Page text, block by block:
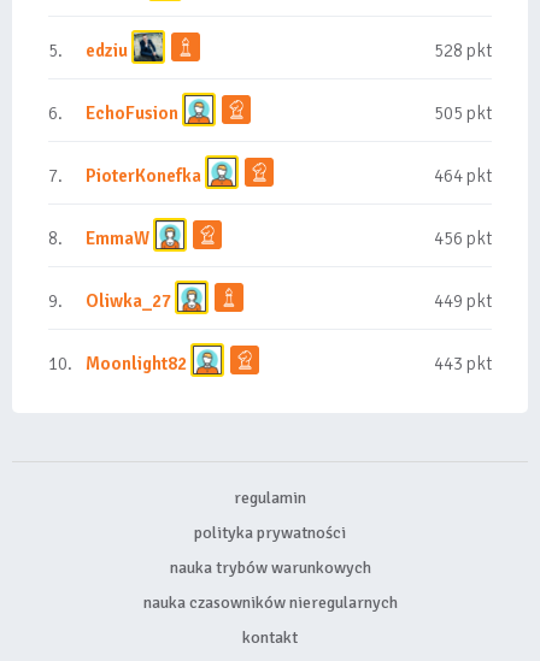
5. edziu 528 pkt
6. EchoFusion 505 pkt
7. PioterKonefka 464 pkt
8. EmmaW 456 pkt
9. Oliwka_27 449 pkt
10. Moonlight82 443 pkt
regulamin
polityka prywatności
nauka trybów warunkowych
nauka czasowników nieregularnych
kontakt